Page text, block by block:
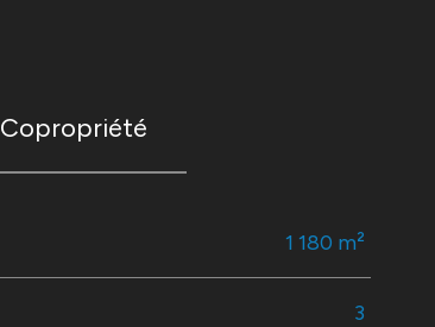
Copropriété
1 180 m²
3